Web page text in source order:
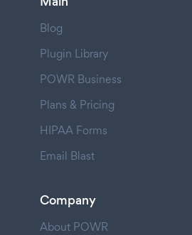
Blog
Plugin Library
POWR Business
Plans & Pricing
HIPAA Forms
Email Blast
Company
About POWR